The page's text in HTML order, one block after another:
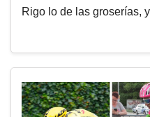
Rigo lo de las groserías,